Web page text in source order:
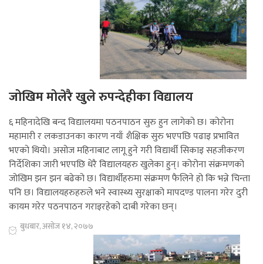
जोखिम मोलेरै खुले रुपन्देहीका विद्यालय
६ महिनादेखि बन्द विद्यालयमा पठनपाठन सुरु हुन लागेको छ। कोरोना
महामारी र लकडाउनका कारण नयाँ शैक्षिक सुरु भएपछि पढाइ प्रभावित
भएको थियो। असोज महिनाबाट लागू हुने गरी विद्यार्थी सिकाइ सहजीकरण
निर्देशिका जारी भएपछि धेरै विद्यालयहरु खुलेका हुन्। कोरोना संक्रमणको
जोखिम झन झन बढेको छ। विद्यार्थीहरुमा संक्रमण फैलिने हो कि भन्ने चिन्ता
पनि छ। विद्यालयहरुहरुले भने स्वास्थ्य सुरक्षाको मापदण्ड पालना गरेर दुरी
कायम गरेर पठनपाठन गराइरहेको दाबी गरेका छन्।
बुधबार, असोज १४, २०७७